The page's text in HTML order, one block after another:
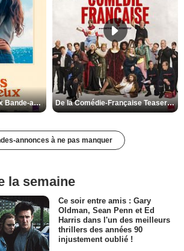
Les Matins merveilleux Bande-annonce VF De la Comédie-Française Teaser VF
annonces à ne pas manquer
la semaine
Ce soir entre amis : Gary
Oldman, Sean Penn et Ed
Harris dans l'un des meilleurs
thrillers des années 90
injustement oublié !